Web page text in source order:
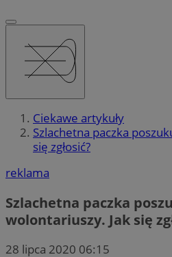
Ciekawe artykuły
Szlachetna paczka
się zgłosić?
reklama
Szlachetna paczka
wolontariuszy. Jak się
28 lipca 2020 06:15